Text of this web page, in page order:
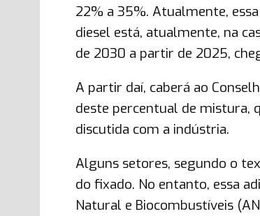
22% a 35%. Atualmente,
diesel está, atualmente, na
de 2030 a partir de 2025,
A partir daí, caberá ao
deste percentual de mistura,
discutida com a indústria.
Alguns setores, segundo o
do fixado. No entanto, essa
Natural e Biocombustíveis